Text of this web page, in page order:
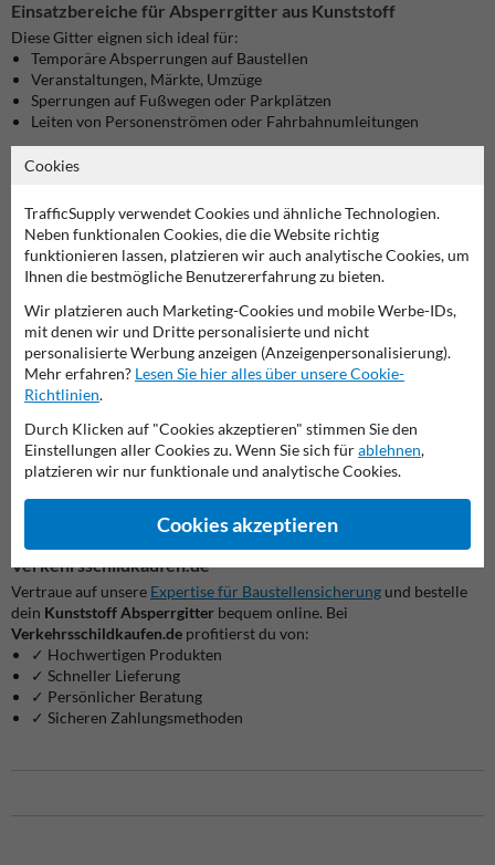
Einsatzbereiche für Absperrgitter aus Kunststoff
Diese Gitter eignen sich ideal für:
Temporäre Absperrungen auf Baustellen
Veranstaltungen, Märkte, Umzüge
Sperrungen auf Fußwegen oder Parkplätzen
Leiten von Personenströmen oder Fahrbahnumleitungen
Dank des geringen Gewichts lassen sie sich leicht aufstellen und
platzsparendes Stapeln und Transportieren.
Häufige Fragen (FAQ)
Ist das Gitter wetterfest?
widerstandsfähig gegen Feuchtigkeit.
Können die Gitter miteinander verbunden werden?
Ja, die seitlichen Verbindungsmechanismen erlauben das Koppeln
Gibt es Ersatzteile wie Füße oder Reflexionsstreifen?
Einzelteile sind über unseren Kundenservice erhältlich. Kontaktiere
uns gerne für ein individuelles Angebot.
Kunststoff Absperrgitter kaufen bei
Verkehrsschildkaufen.de
Vertraue auf unsere Expertise für Baustellensicherung und bestelle
dein Kunststoff Absperrgitter bequem online. Bei
Verkehrsschildkaufen.de profitierst du von:
✓ Hochwertigen Produkten
✓ Schneller Lieferung
✓ Persönlicher Beratung
✓ Sicheren Zahlungsmethoden
Cookies
TrafficSupply verwendet Cookies und ähnliche Technologien.
Neben funktionalen Cookies, die die Website richtig
funktionieren lassen, platzieren wir auch analytische Cookies, um
Ihnen die bestmögliche Benutzererfahrung zu bieten.
Wir platzieren auch Marketing-Cookies und mobile Werbe-IDs,
mit denen wir und Dritte personalisierte und nicht
personalisierte Werbung anzeigen (Anzeigenpersonalisierung).
Mehr erfahren? Lesen Sie hier alles über unsere Cookie-
Richtlinien.
Durch Klicken auf "Cookies akzeptieren" stimmen Sie den
Einstellungen aller Cookies zu. Wenn Sie sich fürablehnen,
platzieren wir nur funktionale und analytische Cookies.
Cookies akzeptieren